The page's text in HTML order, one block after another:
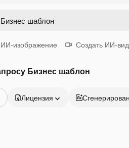
изображение Создать ИИ-
Бизнес шаблон
Лицензия